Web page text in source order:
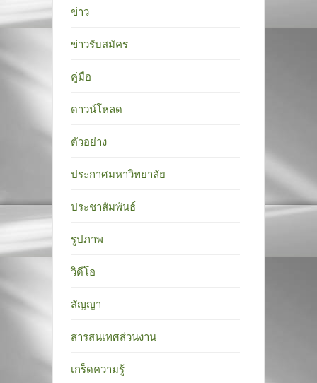
ข่าว
ข่าวรับสมัคร
คู่มือ
ดาวน์โหลด
ตัวอย่าง
ประกาศมหาวิทยาลัย
ประชาสัมพันธ์
รูปภาพ
วิดีโอ
สัญญา
สารสนเทศส่วนงาน
เกร็ดความรู้